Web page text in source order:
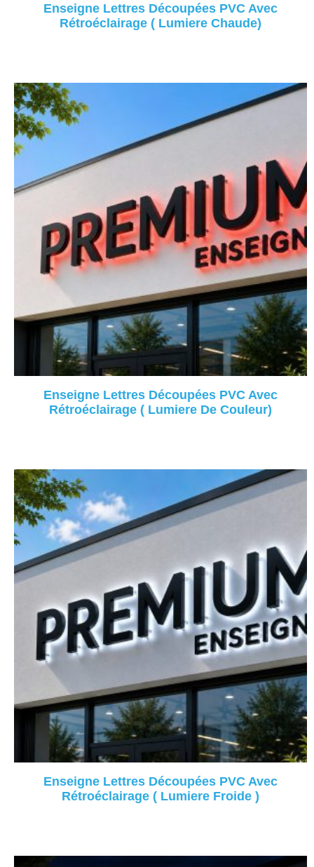
Enseigne Lettres Découpées PVC Avec
Rétroéclairage ( Lumiere Chaude)
Enseigne Lettres Découpées PVC Avec
Rétroéclairage ( Lumiere De Couleur)
Enseigne Lettres Découpées PVC Avec
Rétroéclairage ( Lumiere Froide )